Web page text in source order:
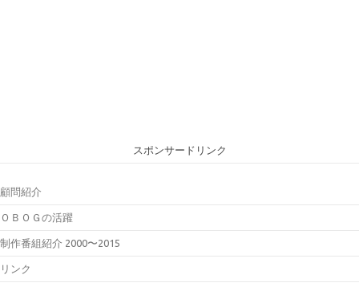
スポンサードリンク
顧問紹介
ＯＢＯＧの活躍
制作番組紹介 2000〜2015
リンク